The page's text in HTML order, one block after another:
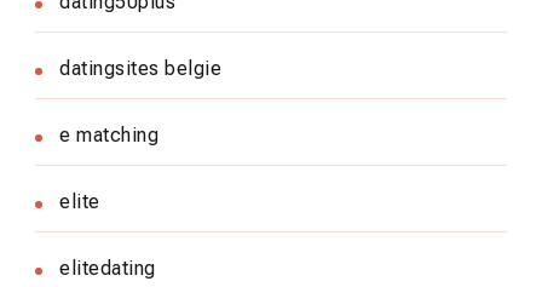
datingsites belgie
e matching
elite
elitedating